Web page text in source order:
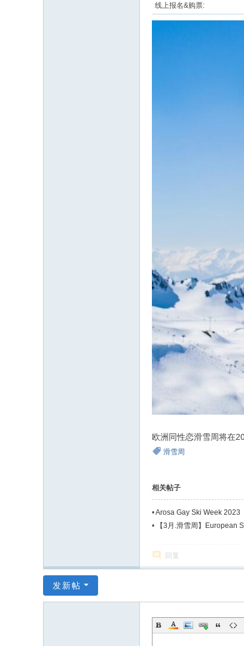
线上报名&购票:
欧洲同性恋滑雪周将在
滑雪周
相关帖子
•Arosa Gay Ski Week 2023
•
【3月.滑雪周】European
回复
发新帖